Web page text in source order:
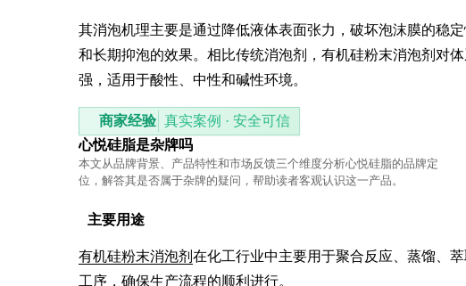
其消泡机理主要是通过降低液体表面张力，破坏泡沫膜的稳
和长期抑泡的效果。相比传统消泡剂，有机硅粉末消泡剂对
强，适用于酸性、中性和碱性环境。
商家经验 真实案例 · 安全可信
心悦硅脂是杂牌吗
本文从品牌背景、产品特性和市场反馈三个维度分析心悦硅脂的品牌定
位，解答其是否属于杂牌的疑问，帮助读者客观认识这一产品。
主要用途
有机硅粉末消泡剂 在化工行业中主要用于聚合反应、蒸馏、
工序，确保生产流程的顺利进行。